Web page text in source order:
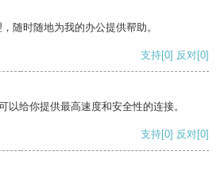
随时随地为我的办公提供帮助。
支持[0] 反对[0]
以给你提供最高速度和安全性的连接。
支持[0] 反对[0]